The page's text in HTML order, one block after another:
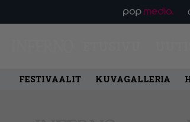
FESTIVAALIT KUVAGALLERIA